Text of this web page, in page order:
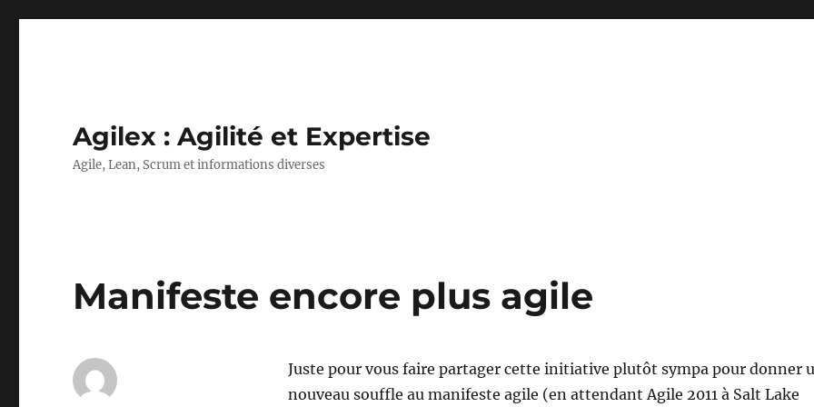
Agilex : Agilité et Expertise
Agile, Lean, Scrum et informations diverses
Manifeste encore plus agile
Juste pour vous faire partager cette initiative plutôt sympa pour donner
nouveau souffle au manifeste agile (en attendant Agile 2011 à Salt Lake